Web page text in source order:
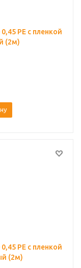
PE с пленкой
(2м)
PE с пленкой
(2м)